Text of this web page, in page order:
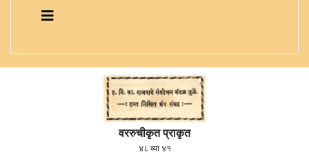
वररुचीकृत प्राकृत
४८ व्या ४१